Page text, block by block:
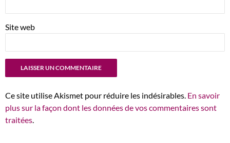
Site web
Ce site utilise Akismet pour réduire les indésirables. En savoir
plus sur la façon dont les données de vos commentaires sont
traitées.